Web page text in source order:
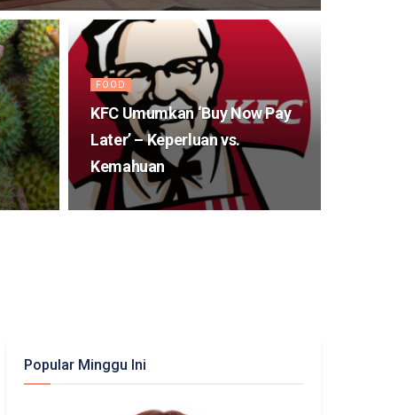
FOOD
KFC Umumkan ‘Buy Now Pay
Later’ – Keperluan vs.
Kemahuan
Popular Minggu Ini